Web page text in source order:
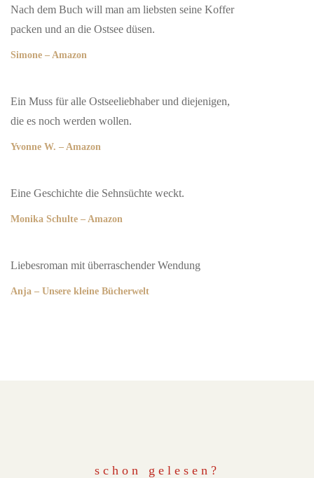
Nach dem Buch will man am liebsten seine Koffer
packen und an die Ostsee düsen.
Simone – Amazon
Ein Muss für alle Ostseeliebhaber und diejenigen,
die es noch werden wollen.
Yvonne W. – Amazon
Eine Geschichte die Sehnsüchte weckt.
Monika Schulte – Amazon
Liebesroman mit überraschender Wendung
Anja – Unsere kleine Bücherwelt
schon gelesen?